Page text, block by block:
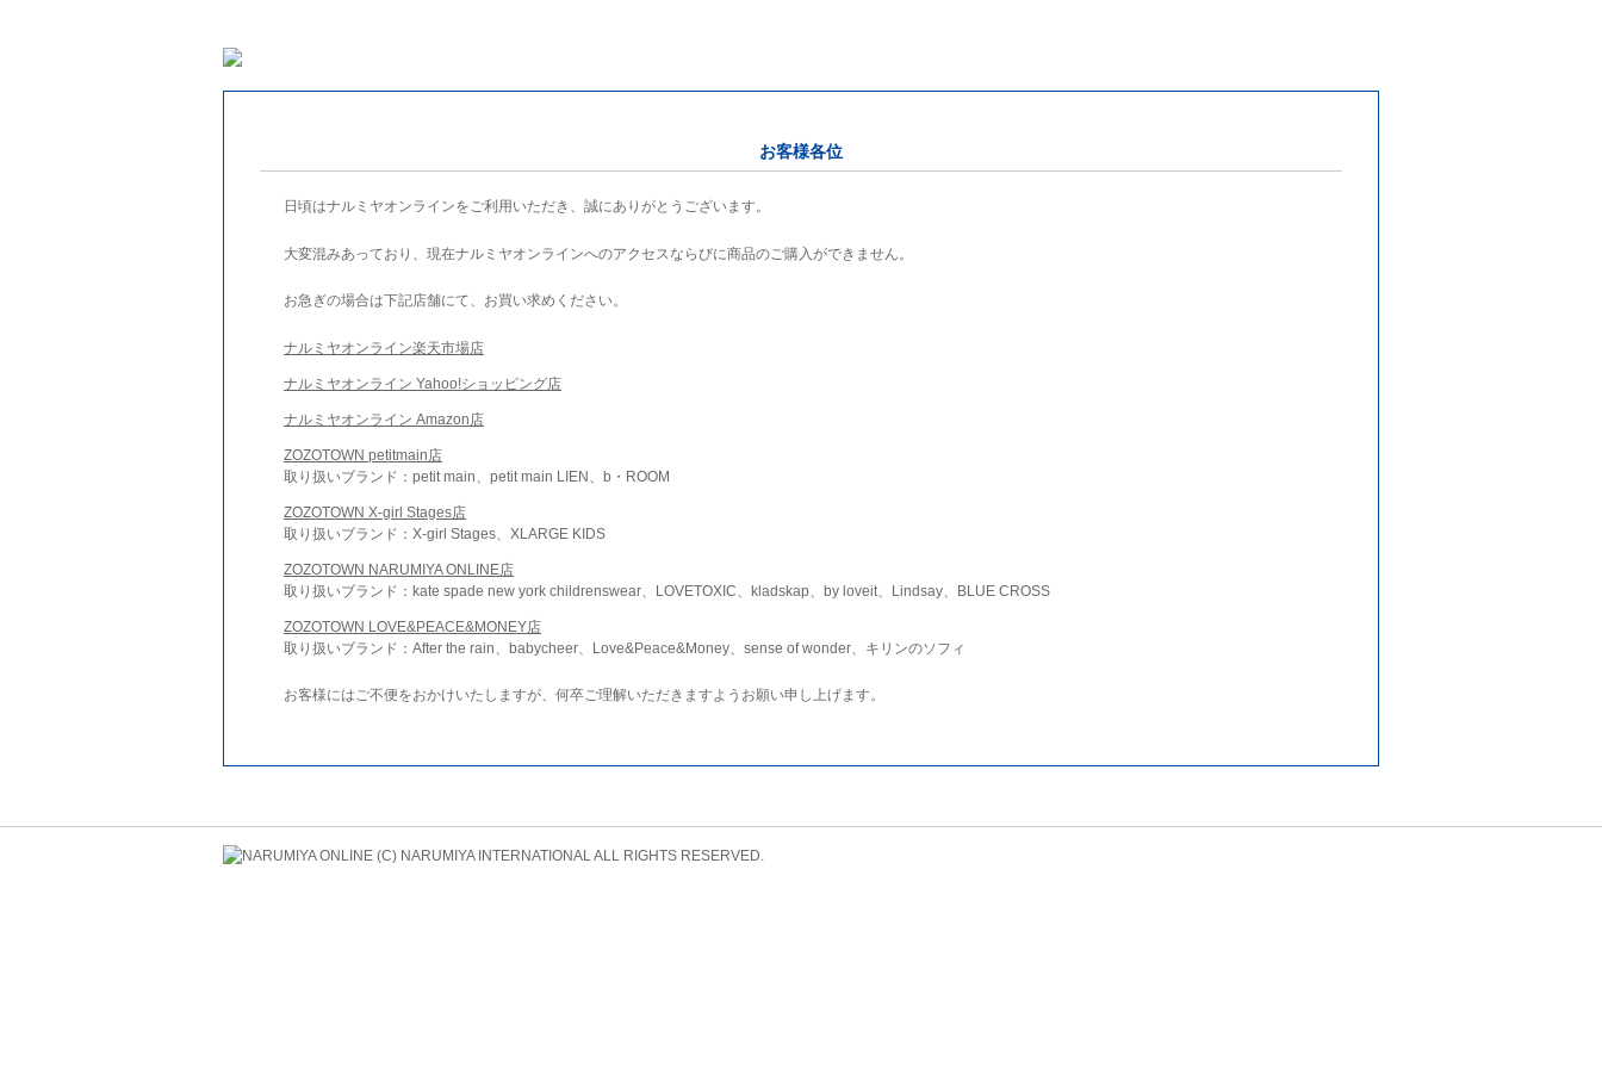
お客様各位
日頃はナルミヤオンラインをご利用いただき、誠にありがとうございます。
大変混みあっており、現在ナルミヤオンラインへのアクセスならびに商品のご購入ができません。
お急ぎの場合は下記店舗にて、お買い求めください。
ナルミヤオンライン楽天市場店
ナルミヤオンライン Yahoo!ショッピング店
ナルミヤオンライン Amazon店
ZOZOTOWN petitmain店
取り扱いブランド：petit main、petit main LIEN、b・ROOM
ZOZOTOWN X-girl Stages店
取り扱いブランド：X-girl Stages、XLARGE KIDS
ZOZOTOWN NARUMIYA ONLINE店
取り扱いブランド：kate spade new york childrenswear、LOVETOXIC、kladskap、by loveit、Lindsay、BLUE CROSS
ZOZOTOWN LOVE&PEACE&MONEY店
取り扱いブランド：After the rain、babycheer、Love&Peace&Money、sense of wonder、キリンのソフィ
お客様にはご不便をおかけいたしますが、何卒ご理解いただきますようお願い申し上げます。